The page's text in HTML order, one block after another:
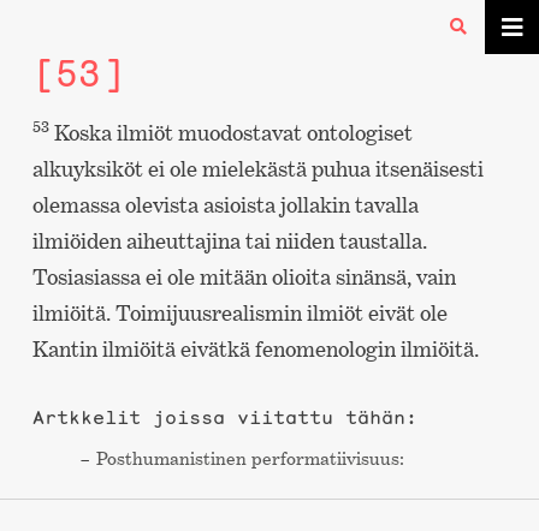
[53]
53Koska ilmiöt muodostavat ontologiset
alkuyksiköt ei ole mielekästä puhua itsenäisesti
olemassa olevista asioista jollakin tavalla
ilmiöiden aiheuttajina tai niiden taustalla.
Tosiasiassa ei ole mitään olioita sinänsä, vain
ilmiöitä. Toimijuusrealismin ilmiöt eivät ole
Kantin ilmiöitä eivätkä fenomenologin ilmiöitä.
Artkkelit joissa viitattu tähän:
Post­humanistinen performa­tiivisuus: